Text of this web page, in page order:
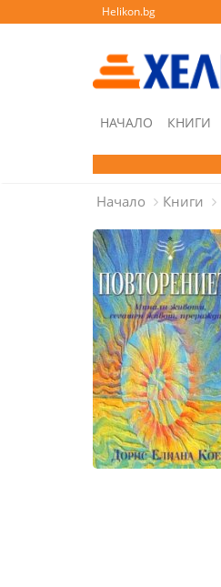
Helikon.bg
НАЧАЛО КНИГИ
Начало Книги